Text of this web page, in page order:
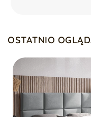
OSTATNIO